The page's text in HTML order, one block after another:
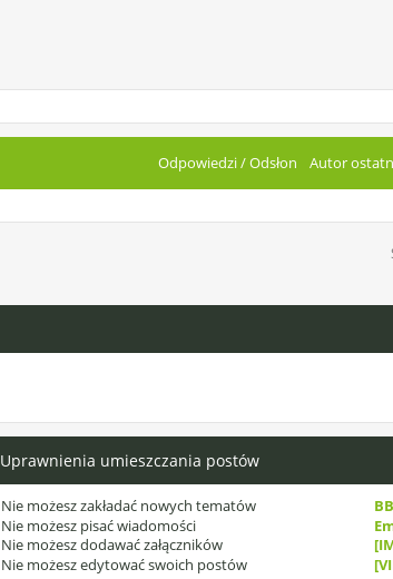
Odpowiedzi/Odsłon Autor
Uprawnienia umieszczania postów
Nie możeszzakładać nowych tematów
Nie możesz pisać wiadomości
Nie możeszdodawać załączników
Nie możeszedytować swoich postów